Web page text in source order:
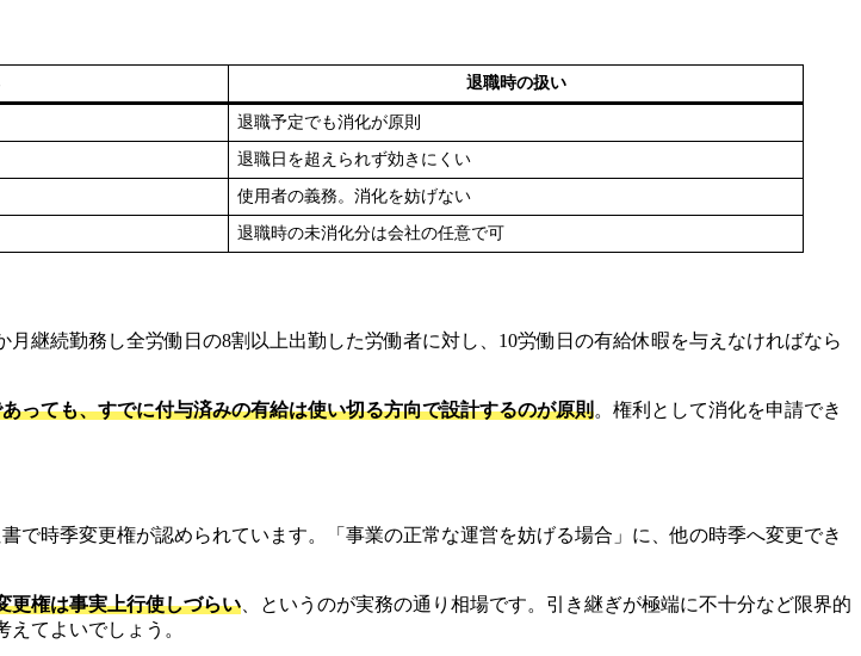
退職時の扱い
退職予定でも消化が原則
退職日を超えられず効きにくい
使用者の義務。消化を妨げない
退職時の未消化分は会社の任意で可
月継続勤務し全労働日の8割以上出勤した労働者に対し、10労働日の有給休暇を与えなければなら
っても、すでに付与済みの有給は使い切る方向で設計するのが原則。権利として消化を申請でき
時季変更権が認められています。「事業の正常な運営を妨げる場合」に、他の時季へ変更でき
更権は事実上行使しづらい 、というのが実務の通り相場です。引き継ぎが極端に不十分など限界的
てよいでしょう。